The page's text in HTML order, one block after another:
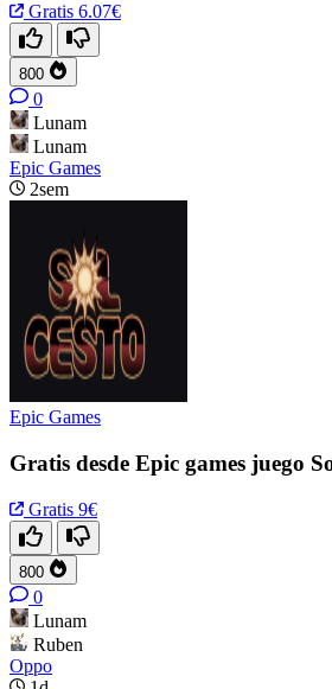
Gratis 6.07€
800
0
Lunam
Lunam
Epic Games
2sem
Epic Games
Gratis desde Epic games juego
Gratis 9€
800
0
Lunam
Ruben
Oppo